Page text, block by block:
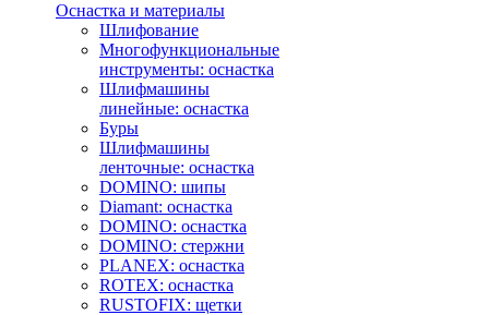
Оснастка и материалы
Шлифование
Многофункциональные
инструменты: оснастка
Шлифмашины
линейные: оснастка
Буры
Шлифмашины
ленточные: оснастка
DOMINO: шипы
Diamant: оснастка
DOMINO: оснастка
DOMINO: стержни
PLANEX: оснастка
ROTEX: оснастка
RUSTOFIX: щетки